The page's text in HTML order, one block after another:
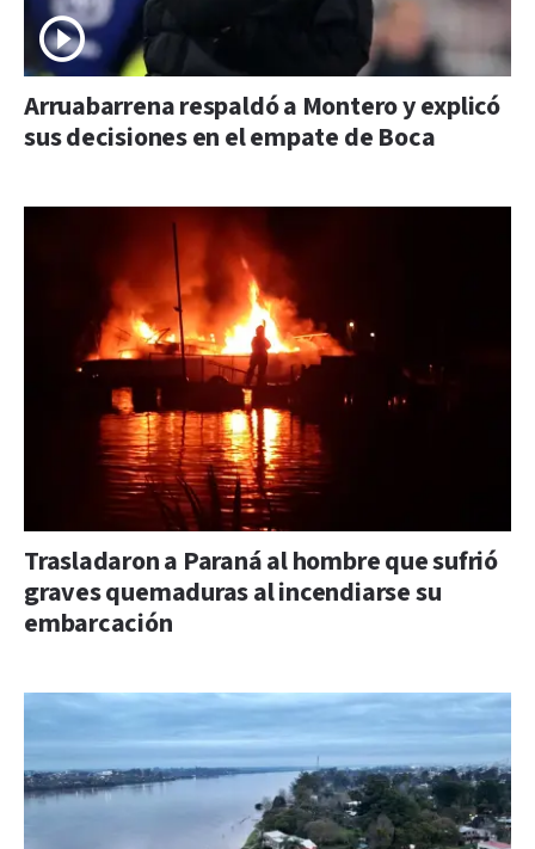
Arruabarrena respaldó a Montero y explicó
sus decisiones en el empate de Boca
Trasladaron a Paraná al hombre que sufrió
graves quemaduras al incendiarse su
embarcación